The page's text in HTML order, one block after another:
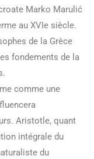
Marko Marulić
au XVIe siècle.
de la Grèce
fondements de la
comme une
Aristotle, quant
intégrale du
du